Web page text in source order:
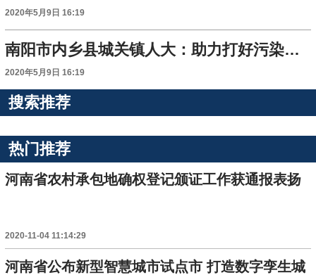
2020年5月9日 16:19
南阳市内乡县城关镇人大：助力打好污染防治攻坚战
2020年5月9日 16:19
搜索推荐
热门推荐
河南省农村承包地确权登记颁证工作获通报表扬
2020-11-04 11:14:29
河南省公布新型智慧城市试点市 打造数字孪生城